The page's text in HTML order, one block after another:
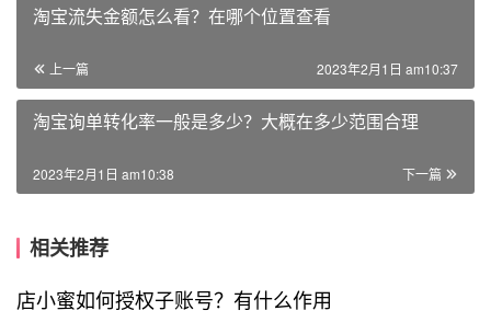
淘宝流失金额怎么看？在哪个位置查看
上一篇 2023年2月1日 am10:37
淘宝询单转化率一般是多少？大概在多少范围合理
下一篇
2023年2月1日 am10:38
相关推荐
店小蜜如何授权子账号？有什么作用